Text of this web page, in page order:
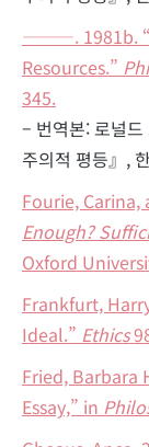
———. 1981b.
Resources.”
345.
– 번역본: 로널
주의적 평등』,
Fourie, Carina,
Enough?
Oxford
Frankfurt,
Ideal.” Ethics
Fried, Barbara
Essay,” in